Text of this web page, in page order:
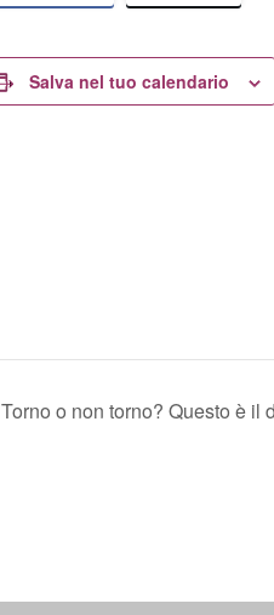
Salva nel tuo calendario
Torno o non torno? Questo è il